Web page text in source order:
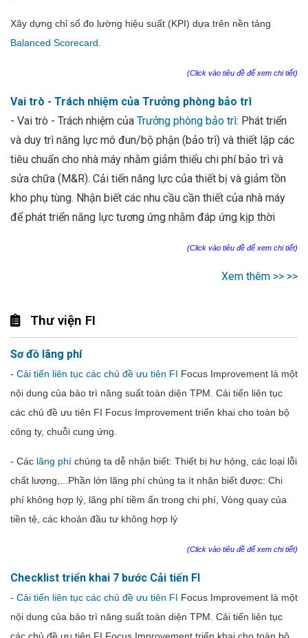
Xây dựng chỉ số đo lường hiệu suất (KPI) dựa trên nền tảng
Balanced Scorecard
(Click vào tiêu đề để xem chi tiết)
Vai trò - Trách nhiệm của Trưởng phòng bảo trì
- Vai trò - Trách nhiệm của Trưởng phòng bảo trì: Phát triển
và duy trì năng lực mô đun/bộ phận (bảo trì) và thiết lập các
tiêu chuẩn cho nhà máy nhằm giảm thiểu chi phí bảo trì và
sửa chữa (M&R). Cải tiến năng lực của thiết bị và giảm tồn
kho phụ tùng. Nhận biết các nhu cầu cần thiết của nhà máy
để phát triển năng lực tương ứng nhằm đáp ứng kịp thời
(Click vào tiêu đề để xem chi tiết)
Xem thêm >> >>
Thư viện FI
Sơ đồ lãng phí
- Cải tiến liên tục các chủ đề ưu tiên FI Focus Improvement là một
nội dung của bảo trì năng suất toàn diện TPM. Cải tiến liên tục
các chủ đề ưu tiên FI Focus Improvement triển khai cho toàn bộ
công ty, chuỗi cung ứng.
- Các lãng phí chúng ta dễ nhận biết: Thiết bị hư hỏng các loại lỗi
chất lượng,... Phần lớn lãng phí chúng ta ít nhận biết được: Chi
phí không hợp lý, lãng phí tiềm ẩn trong chi phí, Vòng quay của
tiền tệ các khoản đầu tư không hợp lý
(Click vào tiêu đề để xem chi tiết)
Checklist triển khai 7 bước Cải tiến FI
- Cải tiến liên tục các chủ đề ưu tiên FI Focus Improvement là một
nội dung của bảo trì năng suất toàn diện TPM. Cải tiến liên tục
các chủ đề ưu tiên FI Focus Improvement triển khai cho toàn bộ